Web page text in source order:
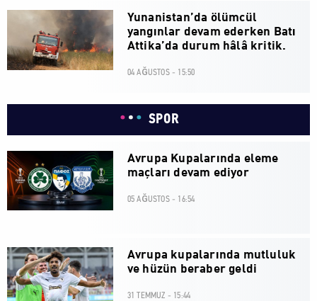
Yunanistan’da ölümcül
yangınlar devam ederken Batı
Attika’da durum hâlâ kritik.
04 AĞUSTOS - 15:50
SPOR
Avrupa Kupalarında eleme
maçları devam ediyor
05 AĞUSTOS - 16:54
Avrupa kupalarında mutluluk
ve hüzün beraber geldi
31 TEMMUZ - 15:44